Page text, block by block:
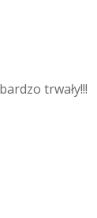
trwały!!!